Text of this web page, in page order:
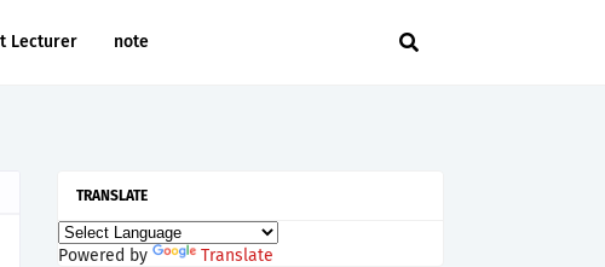
Lecturer note
TRANSLATE
Powered by Translate